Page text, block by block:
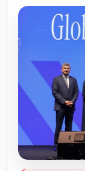
Toplum ve
Sivil Toplum
Kamu
Resmi Reklamlar